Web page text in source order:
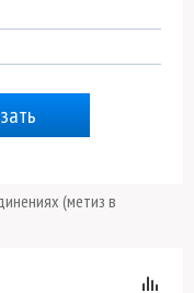
(метиз в